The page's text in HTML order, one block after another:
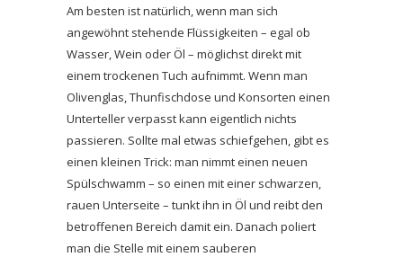
Am besten ist natürlich, wenn man sich
angewöhnt stehende Flüssigkeiten – egal ob
Wasser, Wein oder Öl – möglichst direkt mit
einem trockenen Tuch aufnimmt. Wenn man
Olivenglas, Thunfischdose und Konsorten einen
Unterteller verpasst kann eigentlich nichts
passieren. Sollte mal etwas schiefgehen, gibt es
einen kleinen Trick: man nimmt einen neuen
Spülschwamm – so einen mit einer schwarzen,
rauen Unterseite – tunkt ihn in Öl und reibt den
betroffenen Bereich damit ein. Danach poliert
man die Stelle mit einem sauberen